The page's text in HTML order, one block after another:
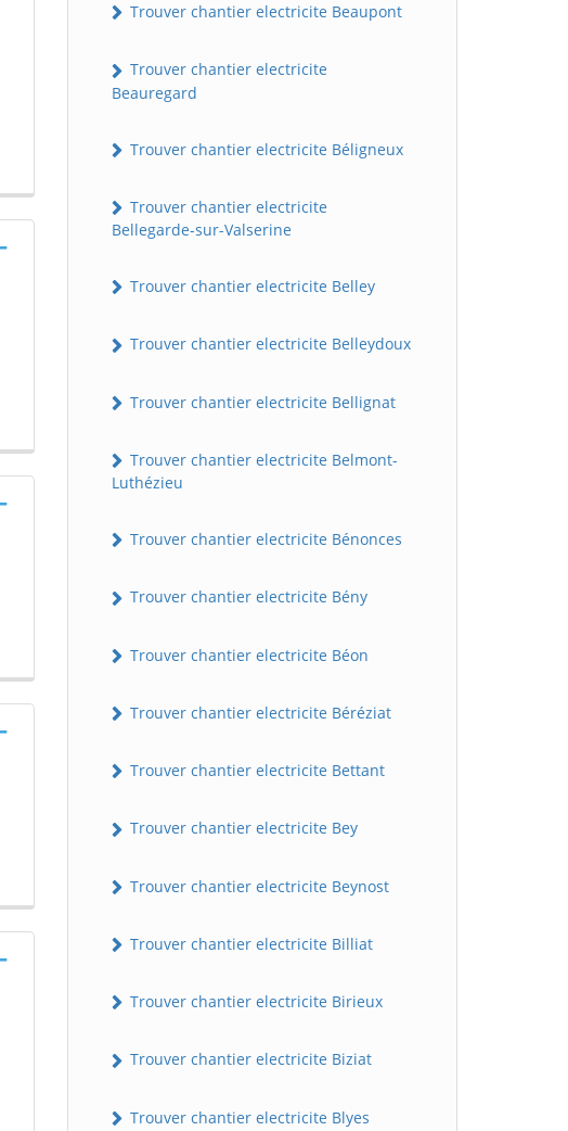
Trouver chantier electricite Beaupont
Trouver chantier electricite
Beauregard
Trouver chantier electricite Béligneux
Trouver chantier electricite
Bellegarde-sur-Valserine
Trouver chantier electricite Belley
Trouver chantier electricite Belleydoux
Trouver chantier electricite Bellignat
Trouver chantier electricite Belmont-
Luthézieu
Trouver chantier electricite Bénonces
Trouver chantier electricite Bény
Trouver chantier electricite Béon
Trouver chantier electricite Béréziat
Trouver chantier electricite Bettant
Trouver chantier electricite Bey
Trouver chantier electricite Beynost
Trouver chantier electricite Billiat
Trouver chantier electricite Birieux
Trouver chantier electricite Biziat
Trouver chantier electricite Blyes